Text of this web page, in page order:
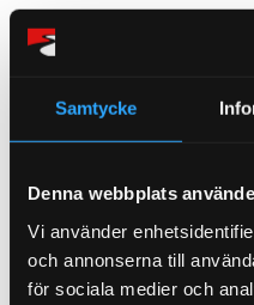
Samtycke
Denna webbplats
Vi använder
och annonserna till
för sociala medier och
vägunderlag
svängning
Avlasta pillowball-
Topplagringstyper